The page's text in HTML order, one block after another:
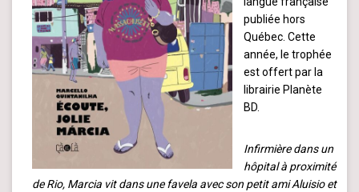
publiée hors
Québec. Cette
année, le trophée
est offert par la
librairie Planète
BD.
Infirmière dans un
hôpital à proximité
de Rio, Marcia vit dans une favela avec son petit ami Aluisio et